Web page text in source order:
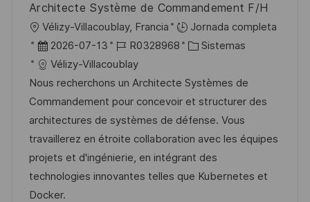
u
b
l
c
a
c
i
ó
n
e
o
a
Architecte Système de Commandement F/H
U
b
c
a
c
i
ó
n
Vélizy-Villacoublay, Francia
Jornada completa
F
e
c
h
a
d
e
p
u
2026-07-13
I
D
d
e
e
m
p
l
R0328968
C
t
e
g
o
r
í
Sistemas
Vélizy-Villacoublay
Nous recherchons un Architecte Systèmes de
Commandement pour concevoir et structurer des
architectures de systèmes de défense. Vous
travaillerez en étroite collaboration avec les équipes
projets et d'ingénierie, en intégrant des
technologies innovantes telles que Kubernetes et
Docker.